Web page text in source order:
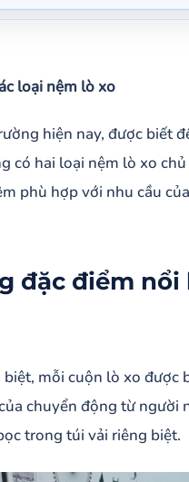
loại nệm lò xo
hiện nay, được biết
có hai loại nệm lò xo chủ
phù hợp với nhu cầu
đặc điểm nổi
mỗi cuộn lò xo được
chuyển động từ người
trong túi vải riêng biệt.